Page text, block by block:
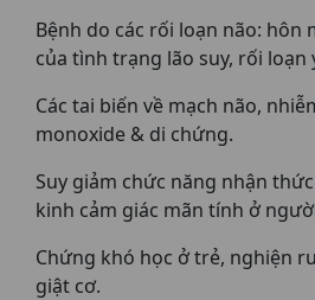
Bệnh do các rối loạn não: hôn
của tình trạng lão suy, rối loạn
Các tai biến về mạch não,
monoxide & di chứng.
Suy giảm chức năng nhận
kinh cảm giác mãn tính ở
Chứng khó học ở trẻ, nghiện
giật cơ.